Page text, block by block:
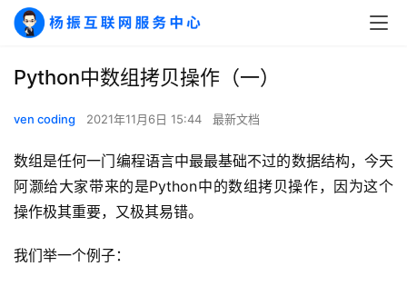
Python中数组拷贝操作（一）
ven coding 2021年11月6日 15:44 最新文档
数组是任何一门编程语言中最最基础不过的数据结构，今天
阿灏给大家带来的是Python中的数组拷贝操作，因为这个
操作极其重要，又极其易错。
我们举一个例子：